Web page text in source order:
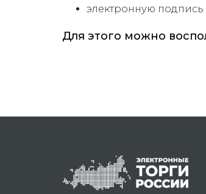
электронную
Для этого можно